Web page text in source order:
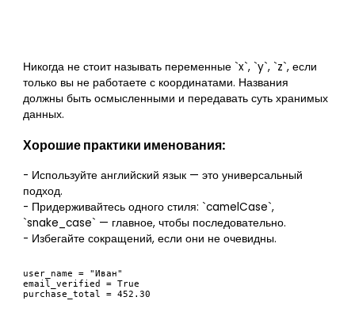
Никогда не стоит называть переменные `x`, `y`, `z`, если
только вы не работаете с координатами. Названия
должны быть осмысленными и передавать суть хранимых
данных.
Хорошие практики именования:
- Используйте английский язык — это универсальный
подход.
- Придерживайтесь одного стиля: `camelCase`,
`snake_case` — главное, чтобы последовательно.
- Избегайте сокращений, если они не очевидны.
user_name = "Иван"
email_verified = True